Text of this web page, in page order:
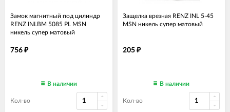
Замок магнитный под цилиндр
RENZ INLBM 5085 PL MSN
никель супер матовый
756 ₽
В наличии
Кол-во
Защелка врезная RENZ INL 5-45
MSN никель супер матовый
205 ₽
В наличии
Кол-во